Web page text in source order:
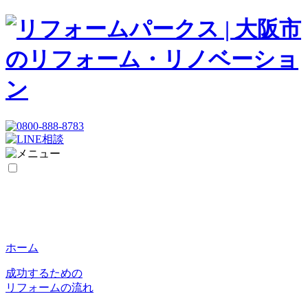
ホーム
成功するための
リフォームの流れ